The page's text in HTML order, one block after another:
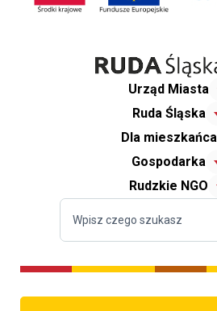
Urząd Miasta
Ruda Śląska
Dla mieszkańca
Gospodarka
Rudzkie NGO